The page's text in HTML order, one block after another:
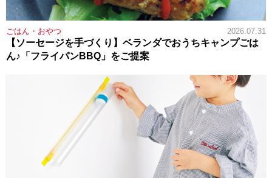
ごはん・おやつ 2026.07.31
【ソーセージを手づくり】ベランダでおうちキャンプごは
ん♪「フライパンBBQ」をご提案